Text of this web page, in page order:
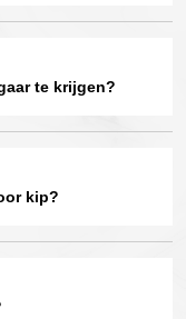
te krijgen?
kip?